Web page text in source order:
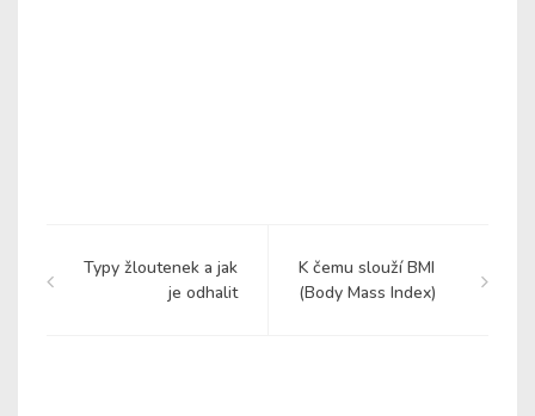
Typy žloutenek a jak
je odhalit
K čemu slouží BMI
(Body Mass Index)